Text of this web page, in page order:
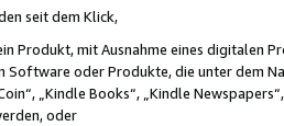
seit dem Klick,
Produkt, mit Ausnahme eines digitalen
oder Produkte, die unter dem
„Kindle Books“, „Kindle
oder